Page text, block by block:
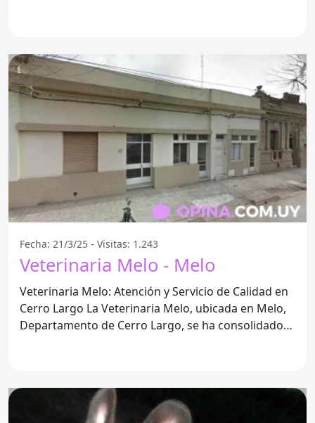
Fecha: 21/3/25 - Visitas: 1.243
Veterinaria Melo - Melo
Veterinaria Melo: Atención y Servicio de Calidad en
Cerro Largo La Veterinaria Melo, ubicada en Melo,
Departamento de Cerro Largo, se ha consolidado